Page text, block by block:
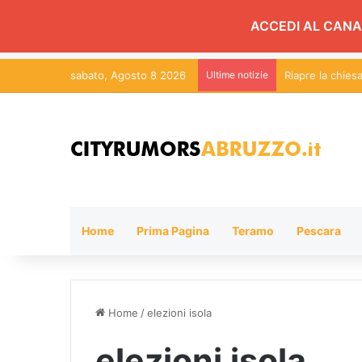
ACCEDI AL
sabato, Agosto 8 2026 Ultime notizie Riapre la
Home Prima Pagina Teramo Pescara
Home /elezioni isola